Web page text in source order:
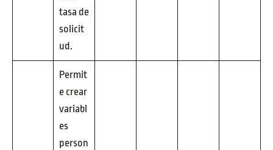
tasa de
solicit
ud.
Permit
e crear
variabl
es
person